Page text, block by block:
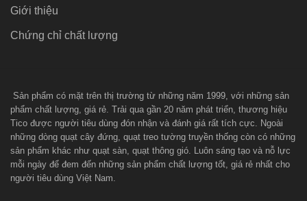
Giới thiệu
Chứng chỉ chất lượng
Sản phẩm có mặt trên thị trường từ những năm 1999, với những sản
phẩm chất lượng, giá rẻ. Trải qua gần 20 năm phát triển, thương hiệu
Tico được người tiêu dùng đón nhận và đánh giá rất tích cực. Ngoài
những dòng quạt cây đứng, quạt treo tường truyền thống còn có những
sản phẩm khác như quạt sàn, quạt thông gió. Luôn sáng tạo và nỗ lực
mỗi ngày để đem đến những sản phẩm chất lượng tốt, giá rẻ nhất cho
người tiêu dùng Việt Nam.